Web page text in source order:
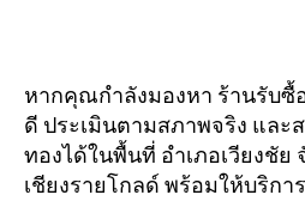
หากคุณกำลังมองหา ร้านรับซื้
ดี ประเมินตามสภาพจริง แล
ทองได้ในพื้นที่ อำเภอเวียงชัย
เชียงรายโกลด์ พร้อมให้บริก